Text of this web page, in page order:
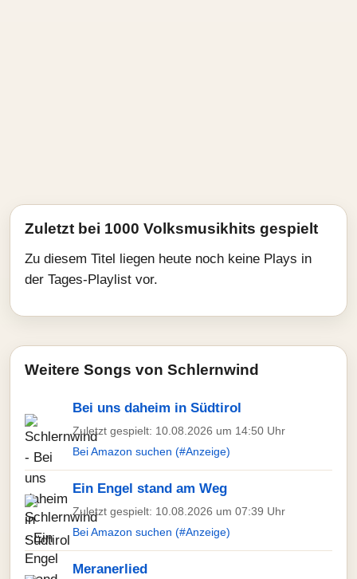
Zuletzt bei 1000 Volksmusikhits gespielt
Zu diesem Titel liegen heute noch keine Plays in
der Tages-Playlist vor.
Weitere Songs von Schlernwind
Bei uns daheim in Südtirol
Zuletzt gespielt: 10.08.2026 um 14:50 Uhr
Bei Amazon suchen (#Anzeige)
Ein Engel stand am Weg
Zuletzt gespielt: 10.08.2026 um 07:39 Uhr
Bei Amazon suchen (#Anzeige)
Meranerlied